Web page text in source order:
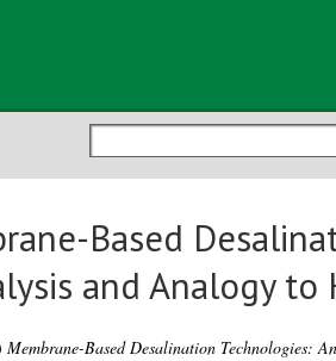
Based
and Analogy to
Membrane-Based Desalination Technologies: